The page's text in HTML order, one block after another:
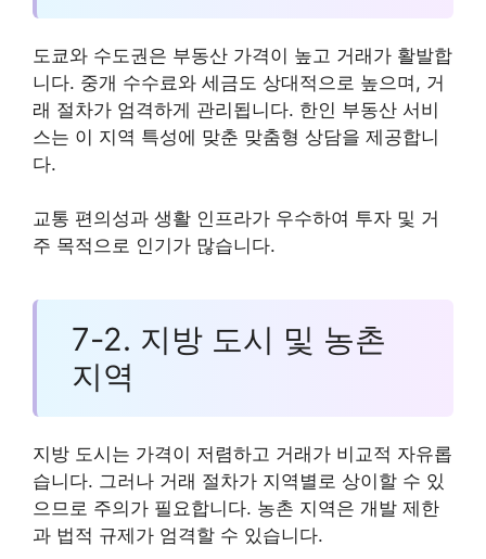
도쿄와 수도권은 부동산 가격이 높고 거래가 활발합
니다. 중개 수수료와 세금도 상대적으로 높으며, 거
래 절차가 엄격하게 관리됩니다. 한인 부동산 서비
스는 이 지역 특성에 맞춘 맞춤형 상담을 제공합니
다.
교통 편의성과 생활 인프라가 우수하여 투자 및 거
주 목적으로 인기가 많습니다.
7-2. 지방 도시 및 농촌
지역
지방 도시는 가격이 저렴하고 거래가 비교적 자유롭
습니다. 그러나 거래 절차가 지역별로 상이할 수 있
으므로 주의가 필요합니다. 농촌 지역은 개발 제한
과 법적 규제가 엄격할 수 있습니다.